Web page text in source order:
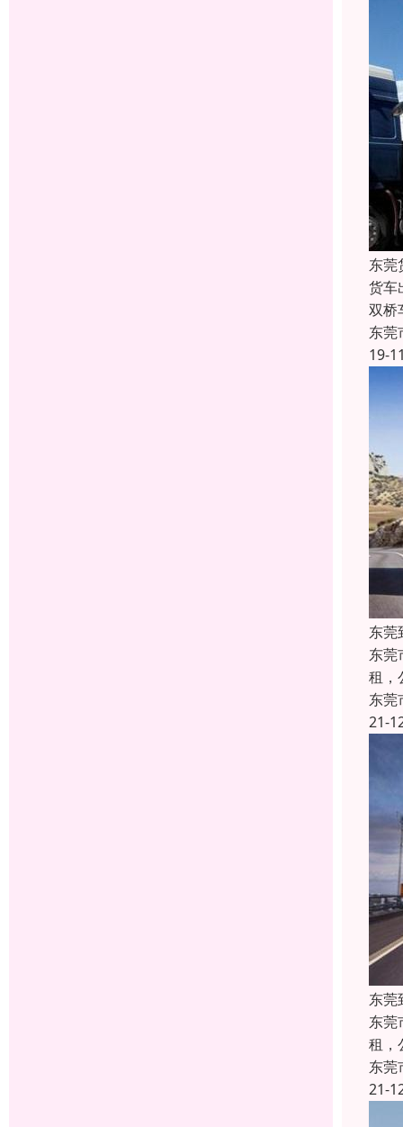
东莞
货车
双桥
东莞
19-
东莞
东莞
租，
东莞
21-
东莞
东莞
租，
东莞
21-